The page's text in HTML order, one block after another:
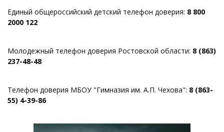
Единый общероссийский детский телефон доверия: 8 800
2000 122
Молодежный телефон доверия Ростовской области: 8 (863)
237-48-48
Телефон доверия МБОУ "Гимназия им. А.П. Чехова": 8 (863-
55) 4-39-86